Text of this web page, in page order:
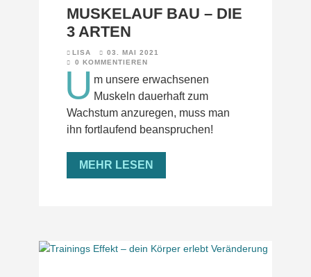
MUSKELAUF BAU – DIE
3 ARTEN
LISA
03. MAI 2021
0 KOMMENTIEREN
U m unsere erwachsenen
Muskeln dauerhaft zum
Wachstum anzuregen, muss man
ihn fortlaufend beanspruchen!
MEHR LESEN